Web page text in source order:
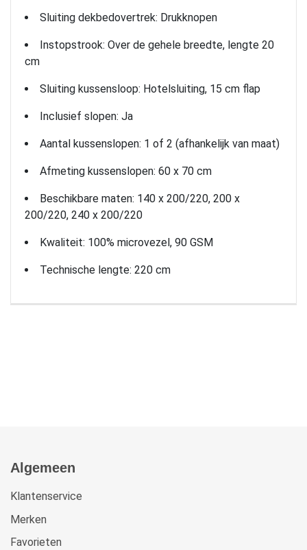
Sluiting dekbedovertrek: Drukknopen
Instopstrook: Over de gehele breedte, lengte 20
cm
Sluiting kussensloop: Hotelsluiting, 15 cm flap
Inclusief slopen: Ja
Aantal kussenslopen: 1 of 2 (afhankelijk van maat)
Afmeting kussenslopen: 60 x 70 cm
Beschikbare maten: 140 x 200/220, 200 x
200/220, 240 x 200/220
Kwaliteit: 100% microvezel, 90 GSM
Technische lengte: 220 cm
Algemeen
Klantenservice
Merken
Favorieten